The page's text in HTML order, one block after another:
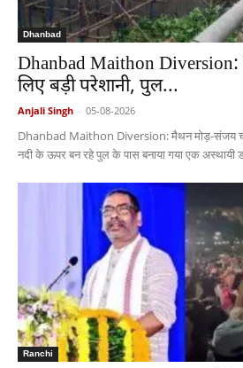
Dhanbad
Dhanbad Maithon
लिए बड़ी परेशानी, पुल...
Anjali Singh - 05-08-2026
Dhanbad Maithon Diversion: मैथन मोड़-संजय
नदी के ऊपर बन रहे पुल के पास बनाया गया एक अस्थायी
Ranchi